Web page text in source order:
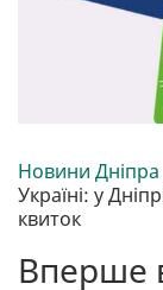
Новини Дніпра
Україні: у
квиток
Вперше